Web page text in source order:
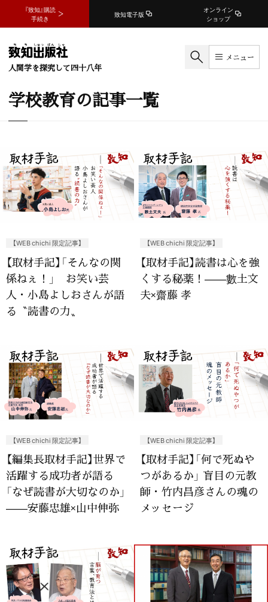
『致知』購読
手続き
致知電子版
オンライン
ショップ
人間学を探究して四十八年
メニュー
学校教育の記事一覧
【WEB chichi 限定記事】
【取材手記】「そんなの関
係ねぇ！」 お笑い芸
人・小島よしおさんが語
る〝読書の力〟
【WEB chichi 限定記事】
【取材手記】読書は心を強
くする秘薬！——數土文
夫×齋藤 孝
【WEB chichi 限定記事】
【編集長取材手記】世界で
活躍する成功者が語る
「なぜ読書が大切なのか」
——安藤忠雄×山中伸弥
【WEB chichi 限定記事】
【取材手記】「何で死ぬや
つがあるか」 盲目の元教
師・竹内昌彦さんの魂の
メッセージ